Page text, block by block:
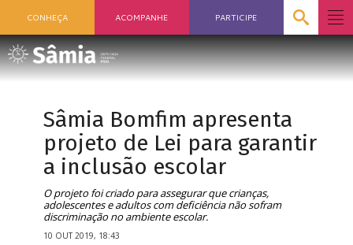
CONHEÇA ACOMPANHE PARTICIPE
Sâmia Bomfim apresenta
projeto de Lei para garantir
a inclusão escolar
O projeto foi criado para assegurar que crianças,
adolescentes e adultos com deficiência não sofram
discriminação no ambiente escolar.
10 OUT 2019, 18:43